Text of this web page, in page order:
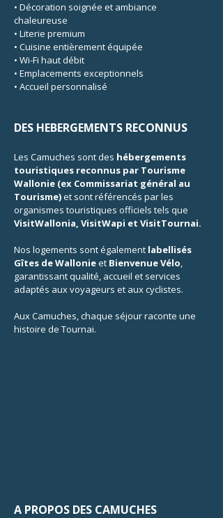
• Décoration soignée et ambiance
chaleureuse
• Literie premium
• Cuisine entièrement équipée
• Wi-Fi haut débit
• Emplacements exceptionnels
• Accueil personnalisé
DES HEBERGEMENTS RECONNUS
Les Camuches sont des hébergements
touristiques reconnus par Tourisme
Wallonie (ex Commissariat général au
Tourisme)et sont référencés par les
organismes touristiques officiels tels que
VisitWallonia, VisitWapi et VisitTournai.
Nos logements sont également labellisés
Gîtes de Wallonieet Bienvenue Vélo,
garantissant qualité, accueil et services
adaptés aux voyageurs et aux cyclistes.
Aux Camuches, chaque séjour raconte une
histoire de Tournai.
A PROPOS DES CAMUCHES